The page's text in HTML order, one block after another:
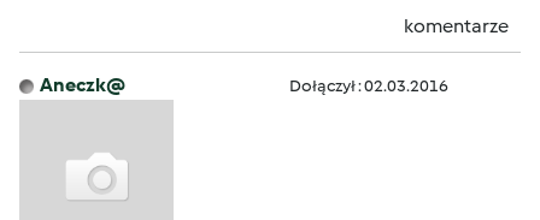
komentarze
Aneczk@ Dołączył : 02.03.2016